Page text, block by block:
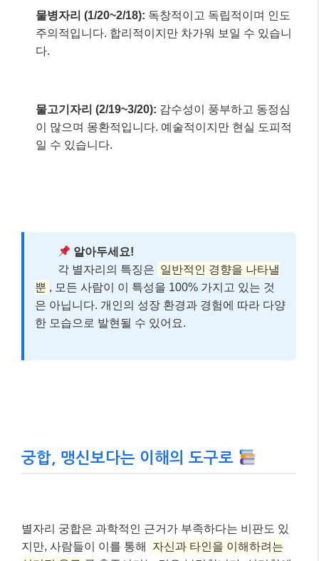
물병자리 (1/20~2/18): 독창적이고 독립적이며 인도
주의적입니다. 합리적이지만 차가워 보일 수 있습니
다.
물고기자리 (2/19~3/20): 감수성이 풍부하고 동정심
이 많으며 몽환적입니다. 예술적이지만 현실 도피적
일 수 있습니다.
알아두세요!
각 별자리의 특징은 일반적인 경향을 나타낼
뿐 , 모든 사람이 이 특성을 100% 가지고 있는 것
은 아닙니다. 개인의 성장 환경과 경험에 따라 다양
한 모습으로 발현될 수 있어요.
궁합, 맹신보다는 이해의 도구로
별자리 궁합은 과학적인 근거가 부족하다는 비판도 있
지만, 사람들이 이를 통해
자신과 타인을 이해하려는